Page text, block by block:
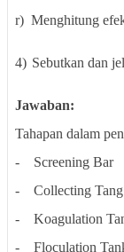
r) Menghitung
4) Sebutkan dan
Jawaban:
Tahapan dalam
-
Screening Bar
-
Collecting
-
Koagulation
-
Floculation